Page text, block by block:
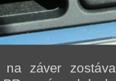
na záver